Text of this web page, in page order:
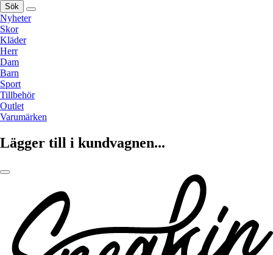
Sök
Nyheter
Skor
Kläder
Herr
Dam
Barn
Sport
Tillbehör
Outlet
Varumärken
Lägger till i kundvagnen...